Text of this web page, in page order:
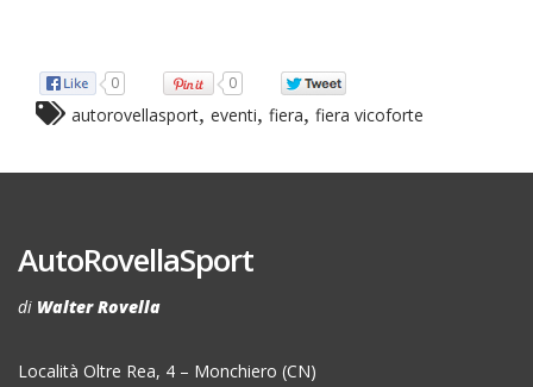
0 0
autorovellasport eventi fiera fiera vicoforte
AutoRovellaSport
di Walter Rovella
Località Oltre Rea, 4 – Monchiero (CN)